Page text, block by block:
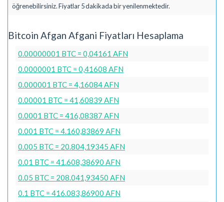
öğrenebilirsiniz. Fiyatlar 5 dakikada bir yenilenmektedir.
Bitcoin Afgan Afgani Fiyatları Hesaplama
0.00000001 BTC = 0,04161 AFN
0.0000001 BTC = 0,41608 AFN
0.000001 BTC = 4,16084 AFN
0.00001 BTC = 41,60839 AFN
0.0001 BTC = 416,08387 AFN
0.001 BTC = 4.160,83869 AFN
0.005 BTC = 20.804,19345 AFN
0.01 BTC = 41.608,38690 AFN
0.05 BTC = 208.041,93450 AFN
0.1 BTC = 416.083,86900 AFN